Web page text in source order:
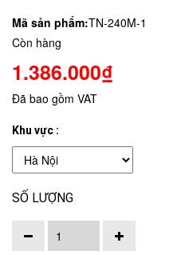
Mã sản phẩm:TN-240M-1
Còn hàng
1.386.000₫
Đã bao gồm VAT
Khu vực :
SỐ LƯỢNG